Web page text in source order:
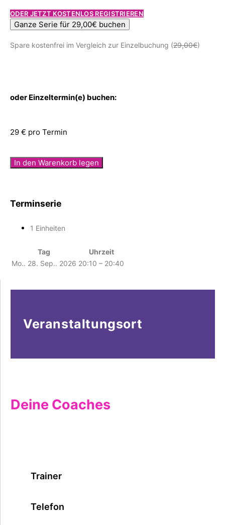
ODER JETZT KOSTENLOS REGISTRIEREN
Ganze Serie für 29,00€ buchen
Spare kostenfrei im Vergleich zur Einzelbuchung (29,00€)
oder Einzeltermin(e) buchen:
29 € pro Termin
In den Warenkorb legen
Terminserie
1 Einheiten
Tag
Uhrzeit
Mo.. 28. Sep.. 2026 20:10 – 20:40
Veranstaltungsort
Deine Coaches
Trainer
Telefon